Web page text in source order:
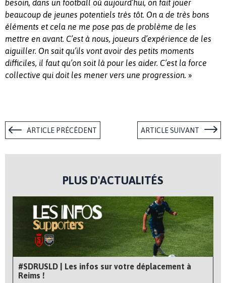
besoin, dans un football où aujourd’hui, on fait jouer
beaucoup de jeunes potentiels très tôt. On a de très bons
éléments et cela ne me pose pas de problème de les
mettre en avant. C’est à nous, joueurs d’expérience de les
aiguiller. On sait qu’ils vont avoir des petits moments
difficiles, il faut qu’on soit là pour les aider. C’est la force
collective qui doit les mener vers une progression. »
ARTICLE PRÉCÉDENT ARTICLE SUIVANT
PLUS D'ACTUALITÉS
#SDRUSLD | Les infos sur votre déplacement à
Reims !